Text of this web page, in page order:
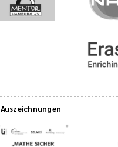
Auszeichnungen